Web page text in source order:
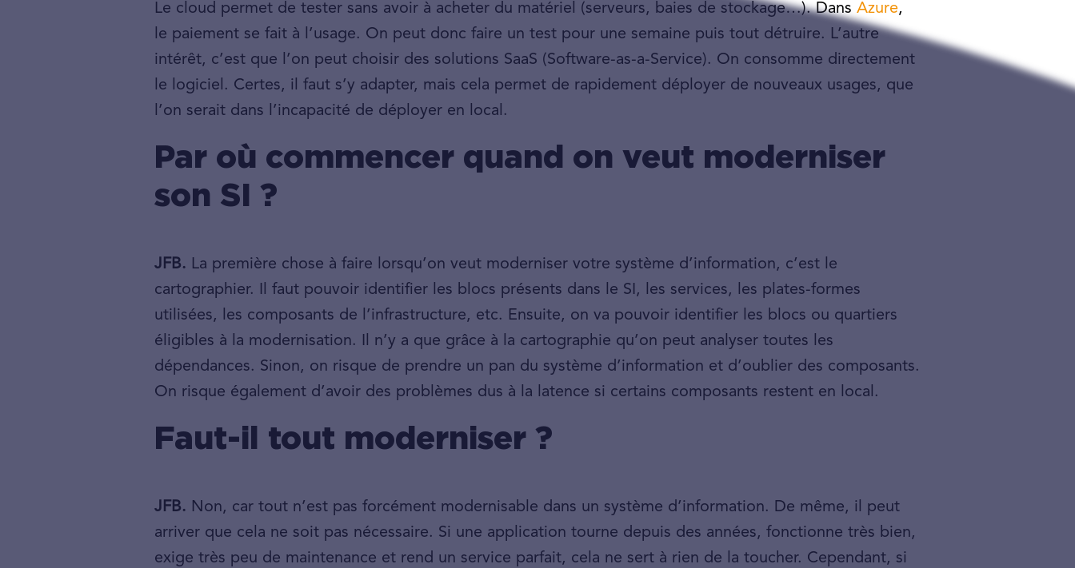
Le cloud permet de tester sans avoir à acheter du matériel (serveurs, baies de stockage…). DansAzure,
le paiement se fait à l’usage. On peut donc faire un test pour une semaine puis tout détruire. L’autre
intérêt, c’est que l’on peut choisir des solutions SaaS (Software-as-a-Service). On consomme directement
le logiciel. Certes, il faut s’y adapter, mais cela permet de rapidement déployer de nouveaux usages, que
l’on serait dans l’incapacité de déployer en local.
Par où commencer quand on veut moderniser
son SI ?
JFB. La première chose à faire lorsqu’on veut moderniser votre système d’information, c’est le
cartographier. Il faut pouvoir identifier les blocs présents dans le SI, les services, les plates-formes
utilisées, les composants de l’infrastructure, etc. Ensuite, on va pouvoir identifier les blocs ou quartiers
éligibles à la modernisation. Il n’y a que grâce à la cartographie qu’on peut analyser toutes les
dépendances. Sinon, on risque de prendre un pan du système d’information et d’oublier des composants.
On risque également d’avoir des problèmes dus à la latence si certains composants restent en local.
Faut-il tout moderniser ?
JFB. Non, car tout n’est pas forcément modernisable dans un système d’information. De même, il peut
arriver que cela ne soit pas nécessaire. Si une application tourne depuis des années, fonctionne très bien,
exige très peu de maintenance et rend un service parfait, cela ne sert à rien de la toucher. Cependant, si